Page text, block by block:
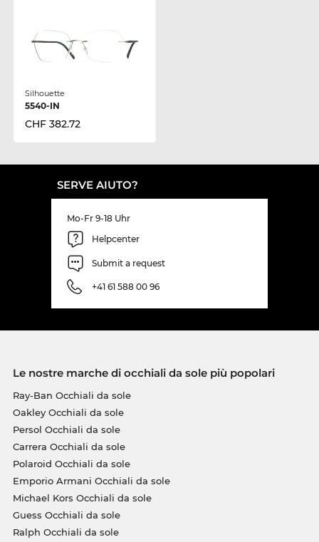
Silhouette
5540-IN
CHF 382.72
SERVE AIUTO?
Mo-Fr 9-18 Uhr
Helpcenter
Submit a request
+41 61 588 00 96
Le nostre marche di occhiali da sole più popolari
Ray-Ban Occhiali da sole
Oakley Occhiali da sole
Persol Occhiali da sole
Carrera Occhiali da sole
Polaroid Occhiali da sole
Emporio Armani Occhiali da sole
Michael Kors Occhiali da sole
Guess Occhiali da sole
Ralph Occhiali da sole